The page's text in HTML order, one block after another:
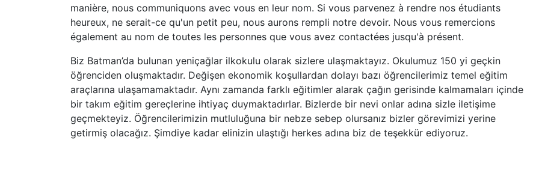
manière, nous communiquons avec vous en leur nom. Si vous parvenez à rendre nos étudiants
heureux, ne serait-ce qu'un petit peu, nous aurons rempli notre devoir. Nous vous remercions
également au nom de toutes les personnes que vous avez contactées jusqu'à présent.
Biz Batman’da bulunan yeniçağlar ilkokulu olarak sizlere ulaşmaktayız. Okulumuz 150 yi geçkin
öğrenciden oluşmaktadır. Değişen ekonomik koşullardan dolayı bazı öğrencilerimiz temel eğitim
araçlarına ulaşamamaktadır. Aynı zamanda farklı eğitimler alarak çağın gerisinde kalmamaları içinde
bir takım eğitim gereçlerine ihtiyaç duymaktadırlar. Bizlerde bir nevi onlar adına sizle iletişime
geçmekteyiz. Öğrencilerimizin mutluluğuna bir nebze sebep olursanız bizler görevimizi yerine
getirmiş olacağız. Şimdiye kadar elinizin ulaştığı herkes adına biz de teşekkür ediyoruz.